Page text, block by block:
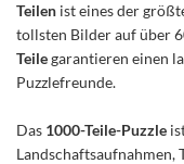
Teilen ist eines der
tollsten Bilder auf über
Teilegarantieren einen
Puzzlefreunde.
Das 1000-Teile-Puzzle
Landschaftsaufnahmen,